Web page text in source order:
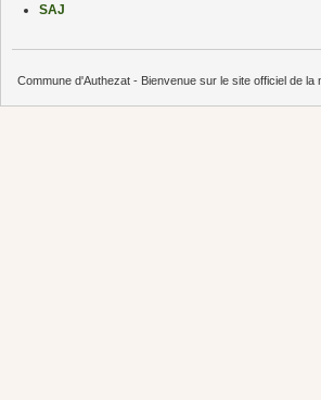
SAJ
Commune d'Authezat - Bienvenue sur le site officiel de la